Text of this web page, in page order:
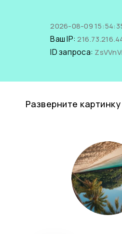
2026-08-09
Ваш IP:
ID запроса:
Разверните